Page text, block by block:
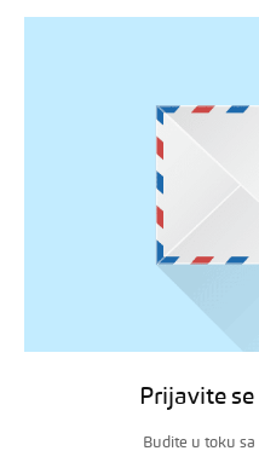
Prijavite
Budite u toku